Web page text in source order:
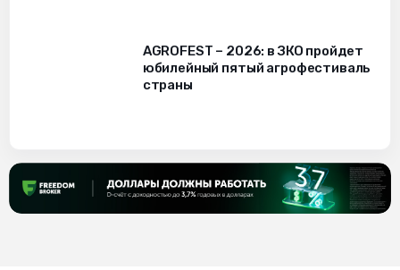
AGROFEST – 2026: в ЗКО пройдет
юбилейный пятый агрофестиваль
страны